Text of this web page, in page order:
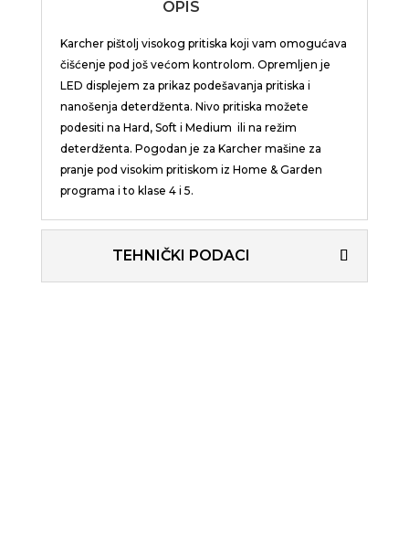
OPIS
Karcher pištolj visokog pritiska koji vam omogućava
čišćenje pod još većom kontrolom. Opremljen je
LED displejem za prikaz podešavanja pritiska i
nanošenja deterdženta. Nivo pritiska možete
podesiti na Hard, Soft i Medium ili na režim
deterdženta. Pogodan je za Karcher mašine za
pranje pod visokim pritiskom iz Home & Garden
programa i to klase 4 i 5.
TEHNIČKI PODACI